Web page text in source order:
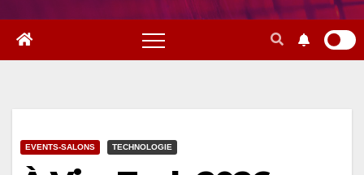
EVENTS-SALONS TECHNOLOGIE